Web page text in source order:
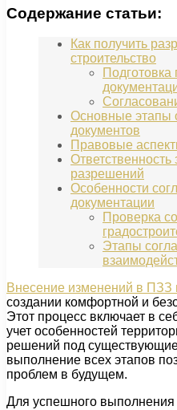
Содержание статьи:
Как получить
строительство
Подготовка
Основные этапы
документов
Правовые
Ответственность
разрешений
Особенности
документации
Проверка
Этапы
Внесение изменений в ПЗЗ
создании комфортной и
Этот процесс включает в
учет особенностей
решений под
выполнение всех этапов
проблем в будущем.
Для успешного